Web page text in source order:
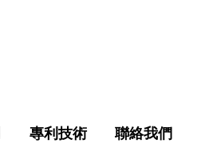
專利技術 聯絡我們